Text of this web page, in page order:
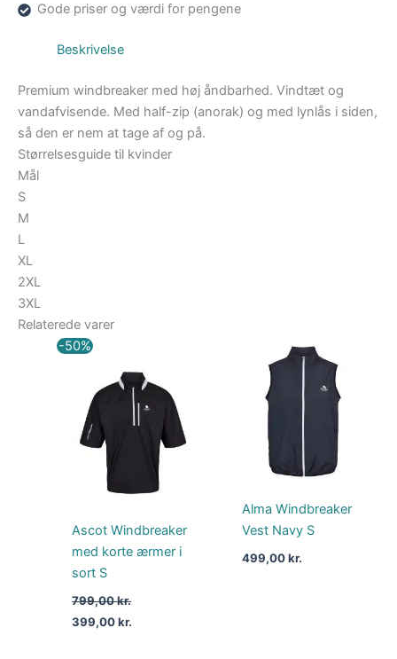
Gode priser og værdi for pengene
Beskrivelse
Premium windbreaker med høj åndbarhed. Vindtæt og
vandafvisende. Med half-zip (anorak) og med lynlås i siden,
så den er nem at tage af og på.
Størrelsesguide til kvinder
Mål
S
M
L
XL
2XL
3XL
Relaterede varer
-50%
Ascot Windbreaker
med korte ærmer i
sort S
799,00kr.
Den
oprindelige
799,00 kr..
399,00kr.
pris
er:
399,00 kr..
Alma Windbreaker
Vest Navy S
499,00kr.